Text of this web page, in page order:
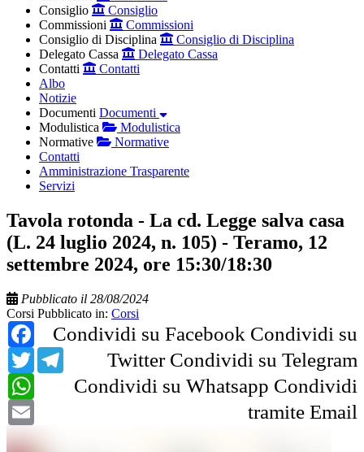
Consiglio
Consiglio
Commissioni
Commissioni
Consiglio di Disciplina
Consiglio di Disciplina
Delegato Cassa
Delegato Cassa
Contatti
Contatti
Albo
Notizie
Documenti Documenti
Modulistica
Modulistica
Normative
Normative
Contatti
Amministrazione Trasparente
Servizi
Tavola rotonda - La cd. Legge salva casa
(L. 24 luglio 2024, n. 105) - Teramo, 12
settembre 2024, ore 15:30/18:30
Pubblicato il 28/08/2024
Corsi Pubblicato in: Corsi
Condividi su Facebook
Facebook
Condividi su
Twitter
Twitter Condividi su Telegram
Telegram
Condividi su Whatsapp
WhatsApp
Condividi
tramite Email